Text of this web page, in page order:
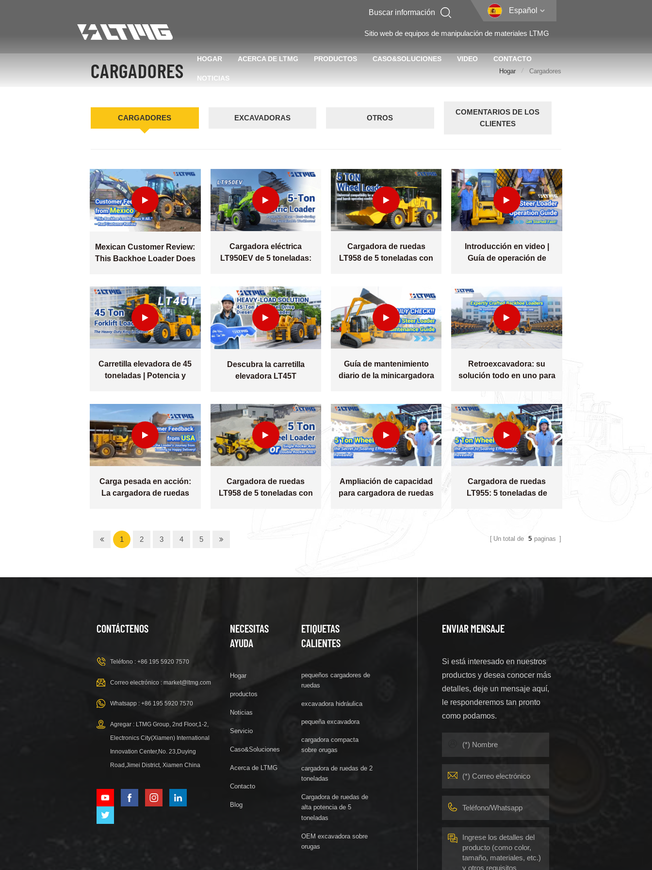
Español
Sitio web de equipos de manipulación de materiales LTMG
HOGAR ACERCA DE LTMG PRODUCTOS CASO&SOLUCIONES VIDEO CONTACTO
NOTICIAS
CARGADORES Hogar / Cargadores
CARGADORES EXCAVADORAS OTROS
COMENTARIOS DE LOS
CLIENTES
Mexican Customer Review:
This Backhoe Loader Does
Cargadora eléctrica
LT950EV de 5 toneladas:
Cargadora de ruedas
LT958 de 5 toneladas con
Introducción en video |
Guía de operación de
Carretilla elevadora de 45
toneladas | Potencia y
Descubra la carretilla
elevadora LT45T
Guía de mantenimiento
diario de la minicargadora
Retroexcavadora: su
solución todo en uno para
Carga pesada en acción:
La cargadora de ruedas
Cargadora de ruedas
LT958 de 5 toneladas con
Ampliación de capacidad
para cargadora de ruedas
Cargadora de ruedas
LT955: 5 toneladas de
1 2 3 4 5 Un total de 5 paginas
CONTÁCTENOS
Teléfono : +86 195 5920 7570
Correo electrónico : market@ltmg.com
Whatsapp : +86 195 5920 7570
Agregar : LTMG Group, 2nd Floor,1-2,
Electronics City(Xiamen) International
Innovation Center,No. 23,Duying
Road,Jimei District, Xiamen China
NECESITAS
AYUDA
Hogar
productos
Noticias
Servicio
Caso&Soluciones
Acerca de LTMG
Contacto
Blog
ETIQUETAS
CALIENTES
pequeños cargadores de
ruedas
excavadora hidráulica
pequeña excavadora
cargadora compacta
sobre orugas
cargadora de ruedas de 2
toneladas
Cargadora de ruedas de
alta potencia de 5
toneladas
OEM excavadora sobre
orugas
ENVIAR MENSAJE
Si está interesado en nuestros
productos y desea conocer más
detalles, deje un mensaje aquí,
le responderemos tan pronto
como podamos.